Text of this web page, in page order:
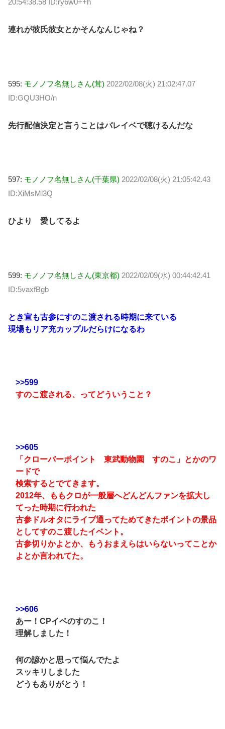
20:54:38.58 ID:ry6w0++h
連れが彼氏彼女とかそんなんじゃね？
595: モノノフ名無しさん(茸) 2022/02/08(火) 21:02:47.07
ID:GQU3HO/n
先行配信決定と言うことはバレイベで聴けるんだな
597: モノノフ名無しさん(千葉県) 2022/02/08(火) 21:05:42.43
ID:XiMsMl3Q
ひより 愛してるよ
599: モノノフ名無しさん(東京都) 2022/02/09(水) 00:44:42.41
ID:5vaxfBgb
とき宣も古参にすのこ渡される時期に来ている
現場もリア充カップルだらけになるわ
>>599
すのこ渡される、ってどういうこと？
>>605
「クローバーポイント 東武動物園 すのこ」とかのワ
ードで
検索するとでてきます。
2012年、ももクロが一般層へどんどんファンを拡大し
てった時期に行われた
古参ドルオタにライブ通ってためてきたポイントの景品
としてすのこ渡したイベント。
古参切りかよとか、もうおまえらはいらないってことか
よとか言われてた。
>>606
あー！CPイベのすのこ！
理解しました！
何の諺かと思って悩んでたよ
スッキリしました
どうもありがとう！